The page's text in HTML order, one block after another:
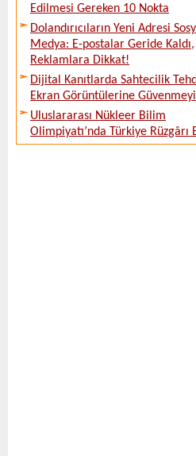
Edilmesi Gereken 10 Nokta
Dolandırıcıların Yeni Adresi
Medya: E-postalar Geride Kaldı,
Reklamlara Dikkat!
Dijital Kanıtlarda Sahtecilik
Ekran Görüntülerine
Uluslararası Nükleer Bilim
Olimpiyatı’nda Türkiye Rüzgârı